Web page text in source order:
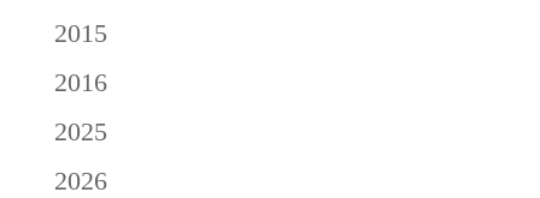
2015
2016
2025
2026